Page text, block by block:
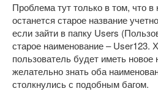
Проблема тут только в том, что в
останется старое название
если зайти в папку Users
старое наименование – User123.
пользователь будет иметь новое
желательно знать оба
столкнулись с подобным багом.